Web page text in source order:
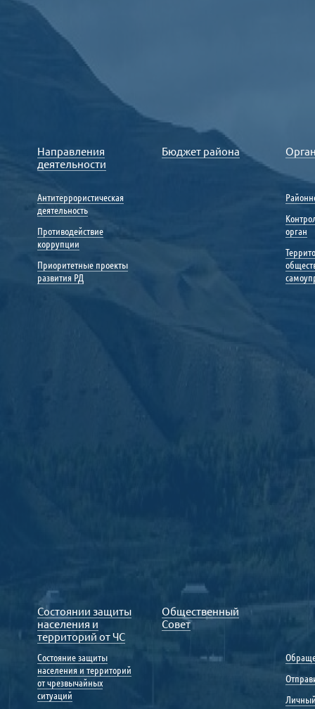
Направления
деятельности
Антитеррористическая
деятельность
Противодействие
коррупции
Приоритетные проекты
развития РД
Бюджет района
орган
Состоянии защиты
населения и
территорий от ЧС
Состояние защиты
населения и территорий
от чрезвычайных
ситуаций
Общественный
Совет